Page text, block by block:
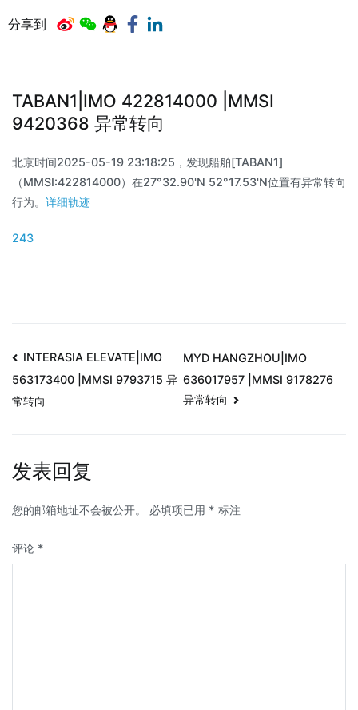
分享到
TABAN1|IMO 422814000 |MMSI
9420368 异常转向
北京时间2025-05-19 23:18:25，发现船舶[TABAN1]
（MMSI:422814000）在27°32.90'N 52°17.53'N位置有异常转向
行为。 详细轨迹
243
INTERASIA ELEVATE|IMO
563173400 |MMSI 9793715 异
常转向
MYD HANGZHOU|IMO
636017957 |MMSI 9178276
异常转向
发表回复
您的邮箱地址不会被公开。 必填项已用 * 标注
评论 *